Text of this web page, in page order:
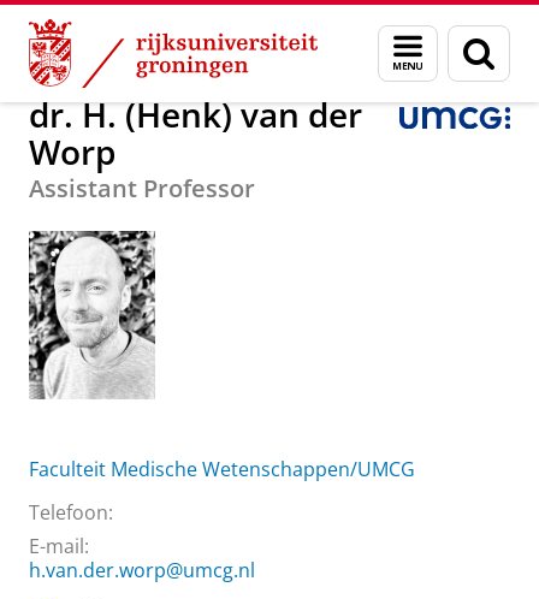
Skip
Content
Skip
Navigation
Menu
en
zoeken
Over ons dr. H. (Henk) van der Worp
dr. H. (Henk) van der
Worp
Assistant Professor
Faculteit Medische Wetenschappen/UMCG
Telefoon:
E-mail:
h.van.der.worp@umcg.nl